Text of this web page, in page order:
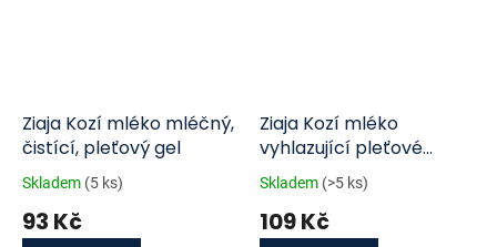
Ziaja Kozí mléko mléčný,
čistící, pleťový gel
Skladem (5 ks)
93 Kč
Ziaja Kozí mléko
vyhlazující pleťové
sérum 50ml
Skladem (>5 ks)
109 Kč